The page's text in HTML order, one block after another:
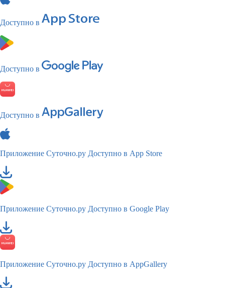
Доступно в
Доступно в
Доступно в
Приложение Суточно.ру Доступно в App Store
Приложение Суточно.ру Доступно в Google Play
Приложение Суточно.ру Доступно в AppGallery